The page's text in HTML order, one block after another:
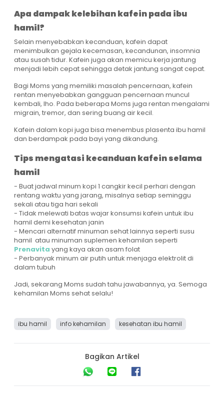
Apa dampak kelebihan kafein pada ibu
hamil?
Selain menyebabkan kecanduan, kafein dapat
menimbulkan gejala kecemasan, kecandunan, insomnia
atau susah tidur. Kafein juga akan memicu kerja jantung
menjadi lebih cepat sehingga detak jantung sangat cepat.
Bagi Moms yang memiliki masalah pencernaan, kafein
rentan menyebabkan gangguan pencernaan muncul
kembali, lho. Pada beberapa Moms juga rentan mengalami
migrain, tremor, dan sering buang air kecil.
Kafein dalam kopi juga bisa menembus plasenta ibu hamil
dan berdampak pada bayi yang dikandung.
Tips mengatasi kecanduan kafein selama
hamil
- Buat jadwal minum kopi 1 cangkir kecil perhari dengan
rentang waktu yang jarang, misalnya setiap seminggu
sekali atau tiga hari sekali
- Tidak melewati batas wajar konsumsi kafein untuk ibu
hamil demi kesehatan janin
- Mencari alternatif minuman sehat lainnya seperti susu
hamil atau minuman suplemen kehamilan seperti
Prenavita yang kaya akan asam folat
- Perbanyak minum air putih untuk menjaga elektrolit di
dalam tubuh
Jadi, sekarang Moms sudah tahu jawabannya, ya. Semoga
kehamilan Moms sehat selalu!
ibu hamil info kehamilan kesehatan ibu hamil
Bagikan Artikel